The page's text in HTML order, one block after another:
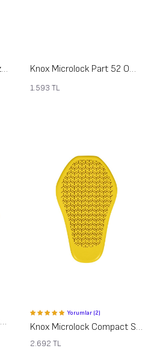
Knox Microlock Part 49 Diz Koruması Knox Microlock Part 52 Omuz Koruması
1.593 TL
Knox Microlock Part 41 Diz Dirsek Koruması
Yorumlar (2)
Knox Microlock Compact Sırt Koruması Level 2 Part 501
2.692 TL